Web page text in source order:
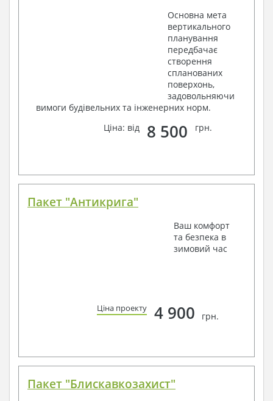
Основна мета
вертикального
планування
передбачає
створення
спланованих
поверхонь,
задовольняючи
вимоги будівельних та інженерних норм.
Ціна: від
8 500 грн.
Пакет "Антикрига"
Ваш комфорт
та безпека в
зимовий час
Ціна проекту 4 900 грн.
Пакет "Блискавкозахист"